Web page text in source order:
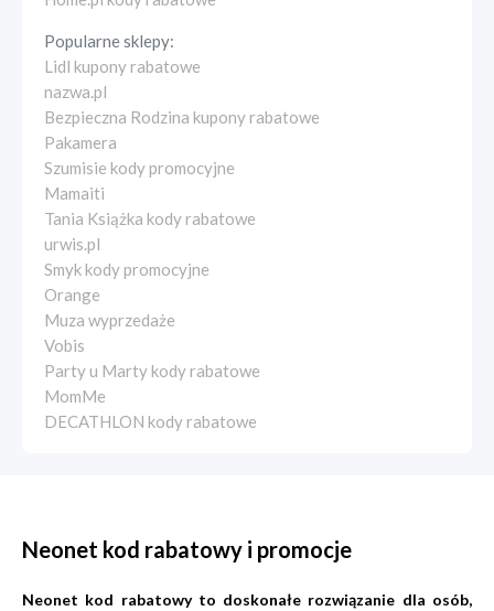
Popularne sklepy:
Lidl kupony rabatowe
nazwa.pl
Bezpieczna Rodzina kupony rabatowe
Pakamera
Szumisie kody promocyjne
Mamaiti
Tania Książka kody rabatowe
urwis.pl
Smyk kody promocyjne
Orange
Muza wyprzedaże
Vobis
Party u Marty kody rabatowe
MomMe
DECATHLON kody rabatowe
Neonet kod rabatowy i promocje
Neonet kod rabatowy to doskonałe rozwiązanie dla osób,